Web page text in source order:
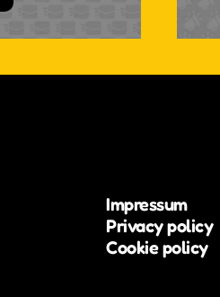
Impressum
Privacy policy
Cookie policy